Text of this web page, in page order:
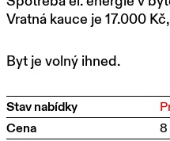
Vratná kauce je 17.000
Byt je volný ihned.
Stav nabídky
Cena
8